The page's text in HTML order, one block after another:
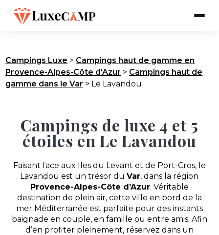
Campings Luxe > Campings haut de gamme en
Provence-Alpes-Côte d'Azur > Campings haut de
gamme dans le Var > Le Lavandou
Campings de luxe 4 et 5
étoiles en Le Lavandou
Faisant face aux Iles du Levant et de Port-Cros, le
Lavandou est un trésor duVar, dans la région
Provence-Alpes-Côte d’Azur. Véritable
destination de plein air, cette ville en bord de la
mer Méditerranée est parfaite pour des instants
baignade en couple, en famille ou entre amis. Afin
d’en profiter pleinement, réservez dans un